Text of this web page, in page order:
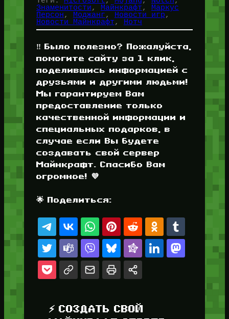
Знаменитости, Майнкрафт,
Маркус
Персон, Моджанг, Новости игр
Новости Майнкрафт, Нотч
‼️ Было полезно? Пожалуйста,
помогите сайту за 1 клик,
поделившись информацией с
друзьями и другими людьми!
Мы гарантируем Вам
предоставление только
качественной информации и
специальных подарков, в
случае если Вы будете
создавать свой сервер
Майнкрафт. Спасибо Вам
огромное! 💜
🌟 Поделиться:
⚡ СОЗДАТЬ СВОЙ